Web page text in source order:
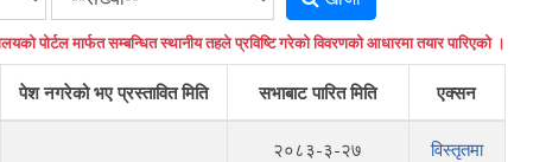
पोर्टल मार्फत सम्बन्धित स्थानीय तहले प्रविष्टि गरेको विवरणको आधारमा तयार पारिएको ।
पेश नगरेको भए प्रस्तावित मिति सभाबाट पारित मिति एक्सन
२०८३-३-२७ विस्तृतमा